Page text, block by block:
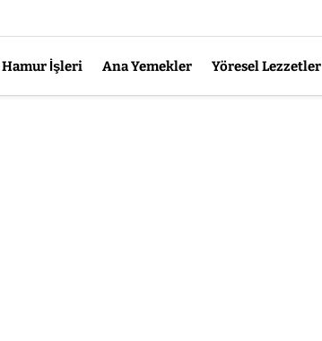
Hamur İşleri Ana Yemekler Yöresel Lezzetler